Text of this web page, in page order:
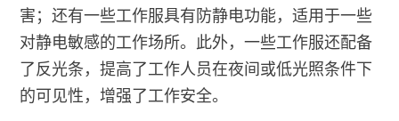
害；还有一些工作服具有防静电功能，适用于一些
对静电敏感的工作场所。此外，一些工作服还配备
了反光条，提高了工作人员在夜间或低光照条件下
的可见性，增强了工作安全。